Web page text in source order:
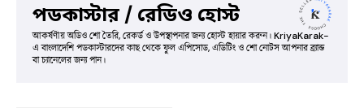
পডকাস্টার / রেডিও হোস্ট
আকর্ষণীয় অডিও শো তৈরি, রেকর্ড ও উপস্থাপনার জন্য হোস্ট হায়ার করুন। KriyaKarak-
এ বাংলাদেশি পডকাস্টারদের কাছ থেকে ফুল এপিসোড, এডিটিং ও শো নোটস আপনার ব্র্যান্ড
বা চ্যানেলের জন্য পান।